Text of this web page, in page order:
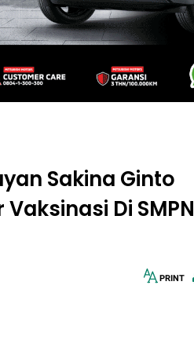
Sakina Ginto
Di SMPN
PRINT